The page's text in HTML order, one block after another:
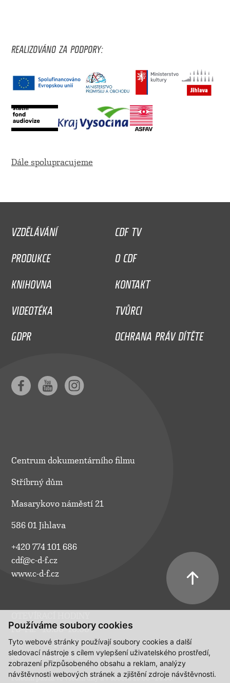
Používáme soubory cookies
Tyto webové stránky používají soubory cookies a další
sledovací nástroje s cílem vylepšení uživatelského prostředí,
zobrazení přizpůsobeného obsahu a reklam, analýzy
návštěvnosti webových stránek a zjištění zdroje návštěvnosti.
REALIZOVÁNO ZA PODPORY:
Dále spolupracujeme
VZDĚLÁVÁNÍ
CDF TV
PRODUKCE
O CDF
KNIHOVNA
KONTAKT
VIDEOTÉKA
TVŮRCI
GDPR
OCHRANA PRÁV DÍTĚTE
Centrum dokumentárního filmu
Stříbrný dům
Masarykovo náměstí 21
586 01 Jihlava
+420 774 101 686
cdf@c-d-f.cz
www.c-d-f.cz
Po–Pá:
10.00–18.00
So:
na požádání
Ne:
na požádání
Polední pauza ve všední dny a v sobotu 13:00 - 14:00.